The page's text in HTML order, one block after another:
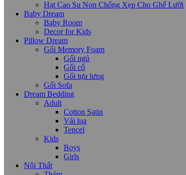
Hạt Cao Su Non Chống Xẹp Cho Ghế Lười
Baby Dream
Baby Room
Decor for Kids
Pillow Dream
Gối Memory Foam
Gối ngủ
Gối cổ
Gối tựa lưng
Gối Sofa
Dream Bedding
Adult
Cotton Satin
Vải lụa
Tencel
Kids
Boys
Girls
Nội Thất